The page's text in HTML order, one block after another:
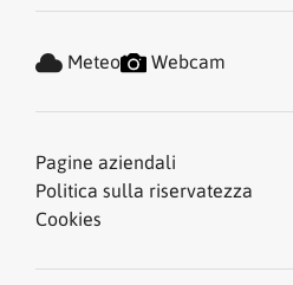
Pagine aziendali
Politica sulla riservatezza
Cookies
Meteo Webcam